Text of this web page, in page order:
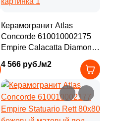
Керамогранит Atlas
Concorde 610010002175
Empire Calacatta Diamond
матовый под камень
4 566 руб./м2